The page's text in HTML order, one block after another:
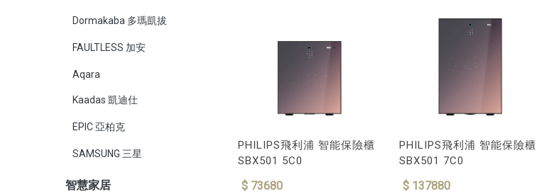
Dormakaba 多瑪凱拔
FAULTLESS 加安
Aqara
Kaadas 凱迪仕
EPIC 亞柏克
SAMSUNG 三星
智慧家居
PHILIPS飛利浦 智能保險櫃
SBX501 5C0
$ 73680
PHILIPS飛利浦 智能保險櫃
SBX501 7C0
$ 137880